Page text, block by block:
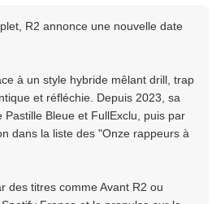
R2 annonce une nouvelle date
à un style hybride mêlant drill, trap
et réfléchie. Depuis 2023, sa
Bleue et FullExclu, puis par
dans la liste des "Onze rappeurs à
des titres comme Avant R2 ou